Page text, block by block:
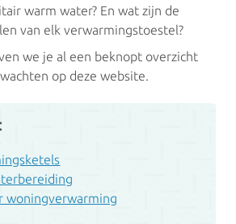
warm water? En wat zijn de
van elk verwarmingstoestel?
we je al een beknopt overzicht
op deze website.
woningverwarming